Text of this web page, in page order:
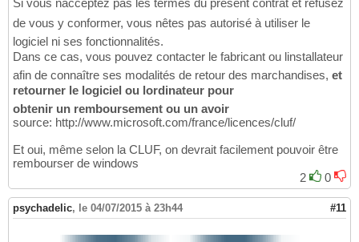
Si vous nacceptez pas les termes du présent contrat et refusez
de vous y conformer, vous nêtes pas autorisé à utiliser le
logiciel ni ses fonctionnalités.
Dans ce cas, vous pouvez contacter le fabricant ou linstallateur
afin de connaître ses modalités de retour des marchandises, et
retourner le logiciel ou lordinateur pour
obtenir un remboursement ou un avoir
source: http://www.microsoft.com/france/licences/cluf/
Et oui, même selon la CLUF, on devrait facilement pouvoir être
rembourser de windows
2
0
psychadelic, le 04/07/2015 à 23h44 #11